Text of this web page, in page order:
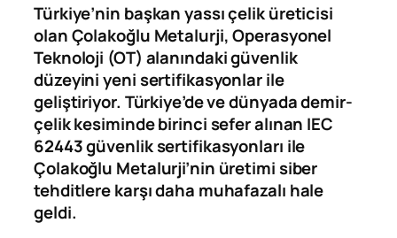
Türkiye’nin başkan yassı çelik üreticisi
olan Çolakoğlu Metalurji, Operasyonel
Teknoloji (OT) alanındaki güvenlik
düzeyini yeni sertifikasyonlar ile
geliştiriyor. Türkiye’de ve dünyada demir-
çelik kesiminde birinci sefer alınan IEC
62443 güvenlik sertifikasyonları ile
Çolakoğlu Metalurji’nin üretimi siber
tehditlere karşı daha muhafazalı hale
geldi.